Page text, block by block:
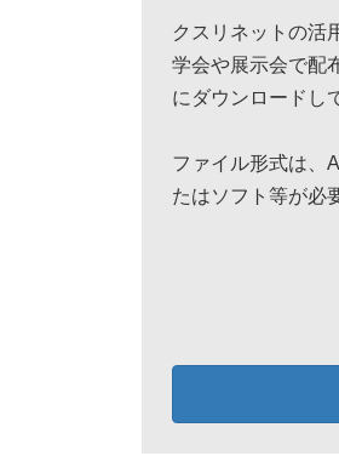
クスリネットの活
学会や展示会で配
にダウンロードし
ファイル形式は、
たはソフト等が必